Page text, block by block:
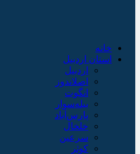
خانه
استان اردبیل
اردبیل
اصلاندوز
انگوت
بیله‌سوار
پارس‌آباد
خلخال
سرعین
کوثر